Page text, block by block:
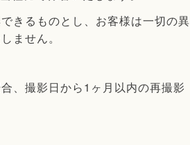
きるものとし、お客様は一切の異
ません。
、撮影日から1ヶ月以内の再撮影